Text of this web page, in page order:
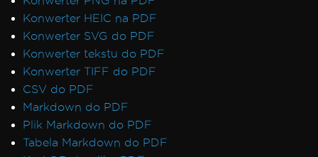
Konwerter HEIC na PDF
Konwerter SVG do PDF
Konwerter tekstu do PDF
Konwerter TIFF do PDF
CSV do PDF
Markdown do PDF
Plik Markdown do PDF
Tabela Markdown do PDF